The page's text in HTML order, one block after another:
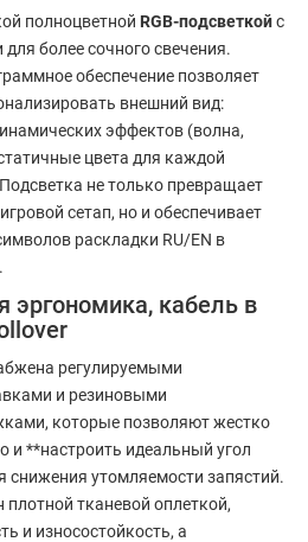
полноцветной RGB-подсветкойс
более сочного свечения.
обеспечение позволяет
внешний вид:
эффектов (волна,
цвета для каждой
не только превращает
сетап, но и обеспечивает
раскладки RU/EN в
эргономика, кабель в
регулируемыми
и резиновыми
которые позволяют жестко
и **настроить идеальный угол
снижения утомляемости запястий.
тканевой оплеткой,
и износостойкость, а